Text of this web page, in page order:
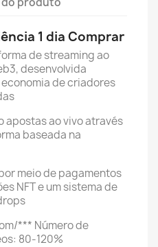
1 dia Comprar
de streaming ao
desenvolvida
de criadores
apostas ao vivo através
baseada na
meio de pagamentos
NFT e um sistema de
*** Número de
80-120%